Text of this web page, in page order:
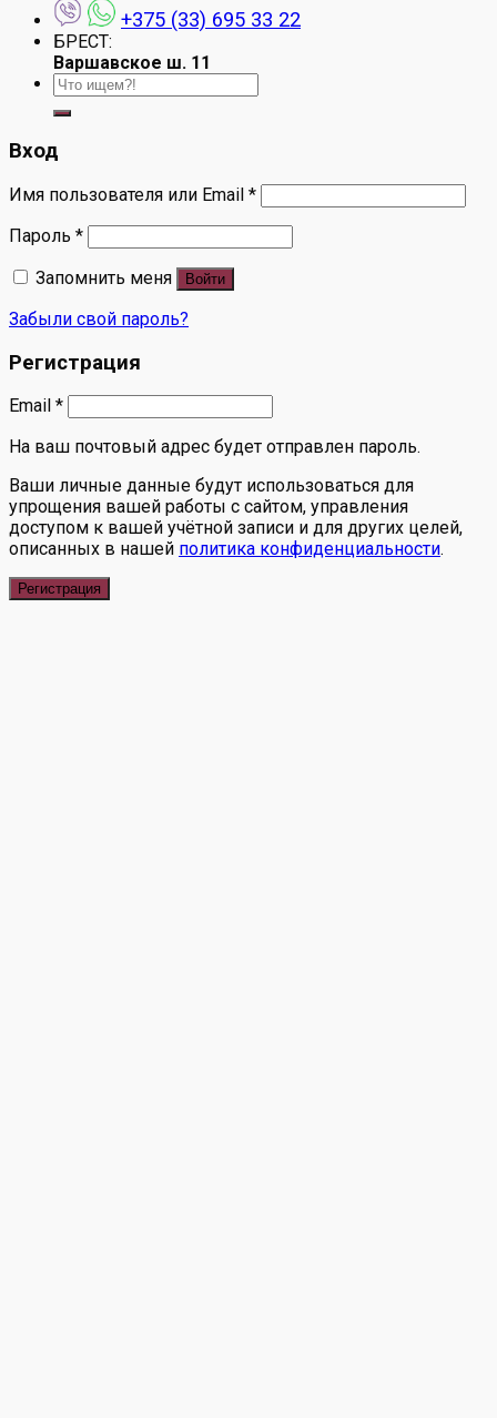
+375 (33) 695 33 22
БРЕСТ:
Варшавское ш. 11
Искать:
Вход
Имя пользователя или Email *
Пароль *
Запомнить меня
Войти
Забыли свой пароль?
Регистрация
Email *
На ваш почтовый адрес будет отправлен пароль.
Ваши личные данные будут использоваться для
упрощения вашей работы с сайтом, управления
доступом к вашей учётной записи и для других целей,
описанных в нашей политика конфиденциальности.
Регистрация